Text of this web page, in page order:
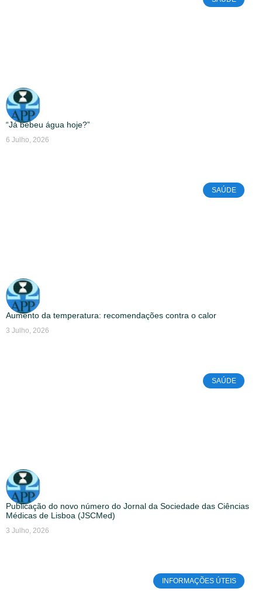
“Já bebeu água hoje?”
6 Julho, 2026
SAÚDE
Aumento da temperatura: recomendações contra o calor
3 Julho, 2026
SAÚDE
Publicação do novo número do Jornal da Sociedade das Ciências
Médicas de Lisboa (JSCMed)
3 Julho, 2026
INFORMAÇÕES ÚTEIS